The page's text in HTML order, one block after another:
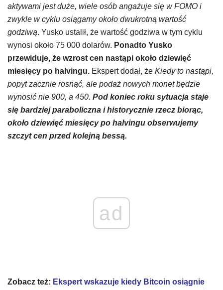
aktywami jest duże, wiele osób angażuje się w FOMO i
zwykle w cyklu osiągamy około dwukrotną wartość
godziwą. Yusko ustalił, że wartość godziwa w tym cyklu
wynosi około 75 000 dolarów. Ponadto Yusko
przewiduje, że wzrost cen nastąpi około dziewięć
miesięcy po halvingu. Ekspert dodał, że Kiedy to nastąpi,
popyt zacznie rosnąć, ale podaż nowych monet będzie
wynosić nie 900, a 450. Pod koniec roku sytuacja staje
się bardziej paraboliczna i historycznie rzecz biorąc,
około dziewięć miesięcy po halvingu obserwujemy
szczyt cen przed kolejną bessą.
ad
Zobacz też: Ekspert wskazuje kiedy Bitcoin osiągnie